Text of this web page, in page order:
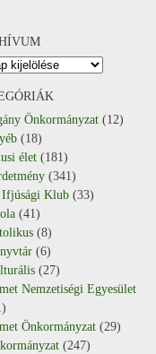
Önkormányzat (12)
(18)
élet (181)
(341)
Klub (33)
(41)
(8)
(6)
(27)
Nemzetiségi Egyesület
Önkormányzat (29)
(247)